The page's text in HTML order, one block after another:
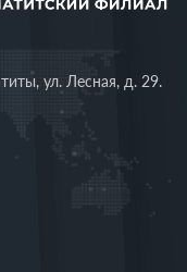
ул. Лесная, д. 29.